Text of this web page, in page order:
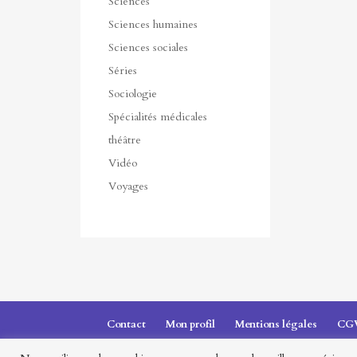
Sciences humaines
Sciences sociales
Séries
Sociologie
Spécialités médicales
théâtre
Vidéo
Voyages
Contact Mon profil Mentions légales